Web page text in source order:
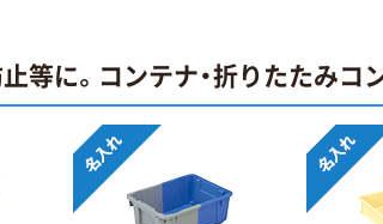
等に。コンテナ・折りたたみ